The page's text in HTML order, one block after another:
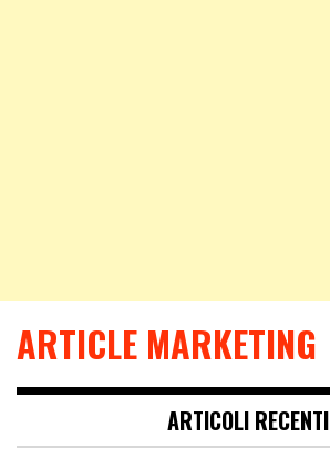
ARTICLE MARKETING
ARTICOLI RECENTI